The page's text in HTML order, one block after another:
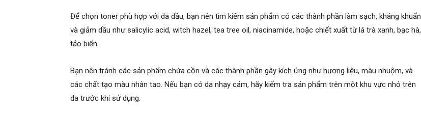
Để chọn toner phù hợp với da dầu, bạn nên tìm kiếm sản phẩm có các thành phần làm sạch, kháng khuẩn
và giảm dầu như salicylic acid, witch hazel, tea tree oil, niacinamide, hoặc chiết xuất từ lá trà xanh, bạc hà,
tảo biển.
Bạn nên tránh các sản phẩm chứa cồn và các thành phần gây kích ứng như hương liệu, màu nhuộm, và
các chất tạo màu nhân tạo. Nếu bạn có da nhạy cảm, hãy kiểm tra sản phẩm trên một khu vực nhỏ trên
da trước khi sử dụng.